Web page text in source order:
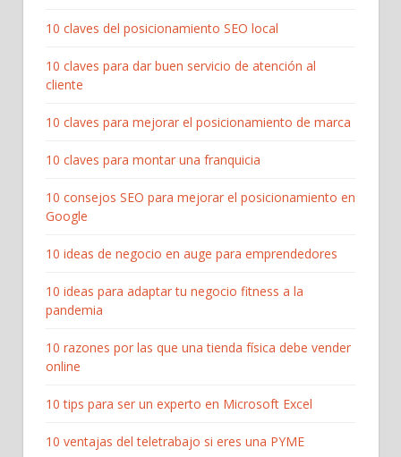
10 claves del posicionamiento SEO local
10 claves para dar buen servicio de atención al
cliente
10 claves para mejorar el posicionamiento de marca
10 claves para montar una franquicia
10 consejos SEO para mejorar el posicionamiento en
Google
10 ideas de negocio en auge para emprendedores
10 ideas para adaptar tu negocio fitness a la
pandemia
10 razones por las que una tienda física debe vender
online
10 tips para ser un experto en Microsoft Excel
10 ventajas del teletrabajo si eres una PYME